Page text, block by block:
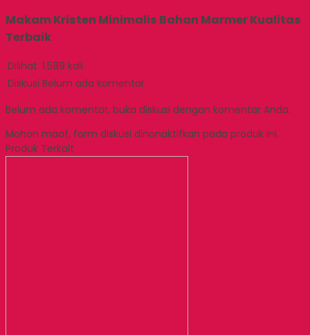
Makam Kristen Minimalis Bahan Marmer Kualitas
Terbaik
Dilihat 1.589 kali
Diskusi Belum ada komentar
Belum ada komentar, buka diskusi dengan komentar Anda.
Mohon maaf, form diskusi dinonaktifkan pada produk ini.
Produk Terkait